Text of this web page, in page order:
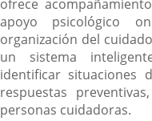
ofrece
apoyo psicológico
organización del
un sistema
identificar situaciones
respuestas
personas cuidadoras.